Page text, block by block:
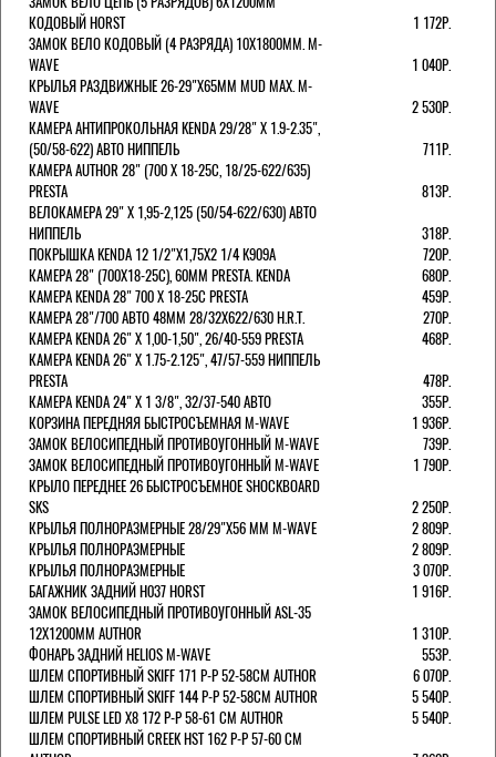
КОДОВЫЙ HORST
1 172Р.
ЗАМОК ВЕЛО КОДОВЫЙ (4 РАЗРЯДА) 10Х1800ММ. M-
WAVE
1 040Р.
КРЫЛЬЯ РАЗДВИЖНЫЕ 26-29"Х65ММ MUD MAX. M-
WAVE
2 530Р.
КАМЕРА АНТИПРОКОЛЬНАЯ KENDA 29/28" Х 1.9-2.35",
(50/58-622) АВТО НИППЕЛЬ
711Р.
КАМЕРА AUTHOR 28" (700 Х 18-25С, 18/25-622/635)
PRESTA
813Р.
ВЕЛОКАМЕРА 29" X 1,95-2,125 (50/54-622/630) АВТО
НИППЕЛЬ
318Р.
ПОКРЫШКА KENDA 12 1/2"Х1,75X2 1/4 K909A
720Р.
КАМЕРА 28" (700Х18-25С), 60ММ PRESTA. KENDA
680Р.
КАМЕРА KENDA 28" 700 Х 18-25С PRESTA
459Р.
КАМЕРА 28"/700 АВТО 48ММ 28/32Х622/630 H.R.T.
270Р.
КАМЕРА KENDA 26" Х 1,00-1,50", 26/40-559 PRESTA
468Р.
КАМЕРА KENDA 26" Х 1.75-2.125", 47/57-559 НИППЕЛЬ
PRESTA
478Р.
КАМЕРА KENDA 24" Х 1 3/8", 32/37-540 АВТО
355Р.
КОРЗИНА ПЕРЕДНЯЯ БЫСТРОСЪЕМНАЯ M-WAVE
1 936Р.
ЗАМОК ВЕЛОСИПЕДНЫЙ ПРОТИВОУГОННЫЙ M-WAVE
739Р.
ЗАМОК ВЕЛОСИПЕДНЫЙ ПРОТИВОУГОННЫЙ M-WAVE
1 790Р.
КРЫЛО ПЕРЕДНЕЕ 26 БЫСТРОСЪЕМНОЕ SHOCKBOARD
SKS
2 250Р.
КРЫЛЬЯ ПОЛНОРАЗМЕРНЫЕ 28/29"Х56 ММ M-WAVE
2 809Р.
КРЫЛЬЯ ПОЛНОРАЗМЕРНЫЕ
2 809Р.
КРЫЛЬЯ ПОЛНОРАЗМЕРНЫЕ
3 070Р.
БАГАЖНИК ЗАДНИЙ H037 HORST
1 916Р.
ЗАМОК ВЕЛОСИПЕДНЫЙ ПРОТИВОУГОННЫЙ ASL-35
12Х1200ММ AUTHOR
1 310Р.
ФОНАРЬ ЗАДНИЙ HELIOS M-WAVE
553Р.
ШЛЕМ СПОРТИВНЫЙ SKIFF 171 Р-Р 52-58СМ AUTHOR
6 070Р.
ШЛЕМ СПОРТИВНЫЙ SKIFF 144 Р-Р 52-58СМ AUTHOR
5 540Р.
ШЛЕМ PULSE LED X8 172 Р-Р 58-61 СМ AUTHOR
5 540Р.
ШЛЕМ СПОРТИВНЫЙ CREEK HST 162 Р-Р 57-60 СМ